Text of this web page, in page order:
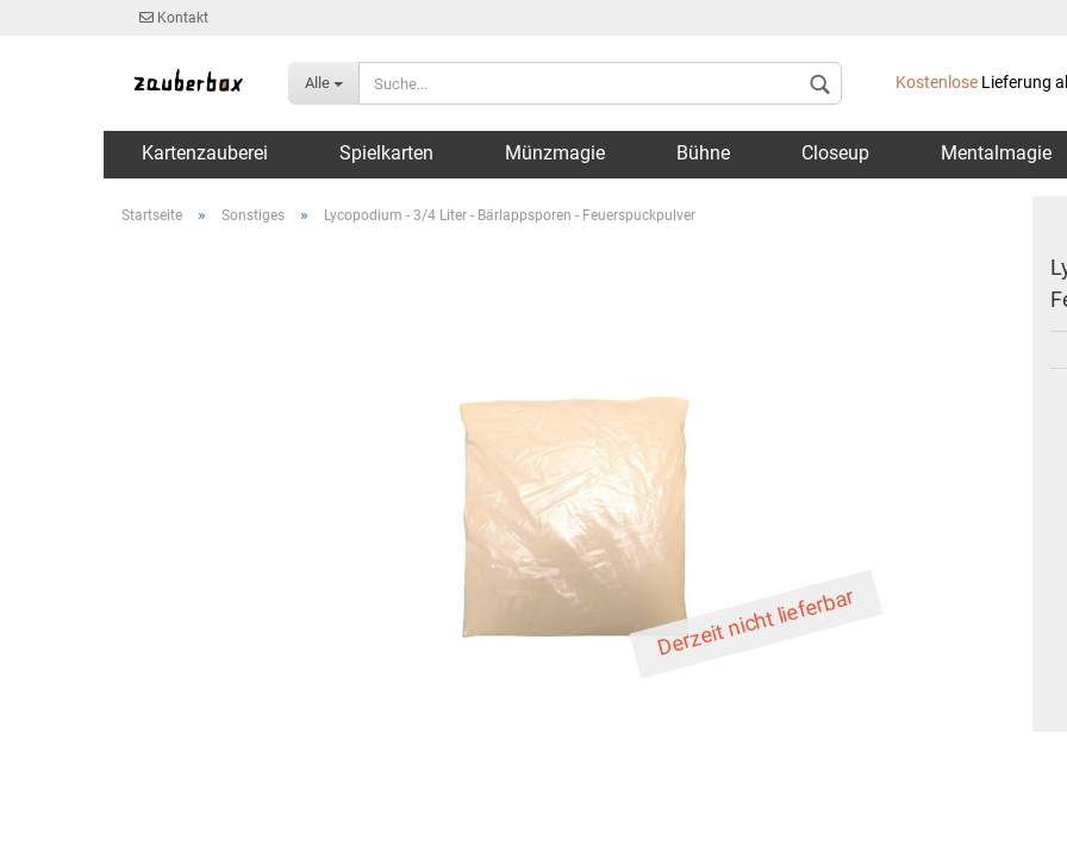
Kontakt
Lieferland
Alle Kostenlose Lieferung
Kartenzauberei Spielkarten Münzmagie Bühne Closeup Mentalmagie
Startseite » Sonstiges » Lycopodium - 3/4 Liter - Bärlappsporen - Feuerspuckpulver
Derzeit nicht lieferbar